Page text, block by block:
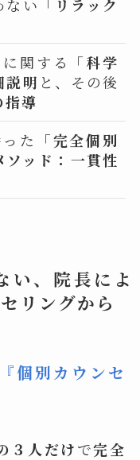
ない 「リラック
関する
「科学
説明 と、その後
指導
た
「完全個別
ソッド ： 一貫性
い、院長によ
リングから
個別カウンセ
３人だけで完全